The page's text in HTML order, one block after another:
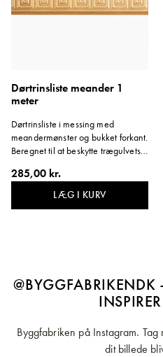
Dørtrinsliste meander 1
meter
Dørtrinsliste i messing med
meandermønster og bukket forkant.
Beregnet til at beskytte trægulvets
mm. Tykkelse 1 mm. Længde:
285,00 kr.
LÆG I KURV
@BYGGFABRIKENDK
Byggfabriken på Instagram.
dit billede